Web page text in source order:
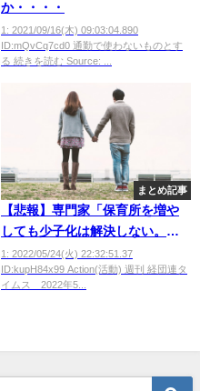
か・・・・
1: 2021/09/16(木) 09:03:04.890
ID:mQvCq7cd0 通勤で使わないものとす
る 続きを読む Source: ...
まとめ記事
【悲報】専門家「保育所を増や
しても少子化は解決しない。女
性に選ばれない低収入男性をど
うやって結婚させるかが問題」
1: 2022/05/24(火) 22:32:51.37
ID:kupH84x99 Action(活動) 週刊 経団連タ
イムス 2022年5...